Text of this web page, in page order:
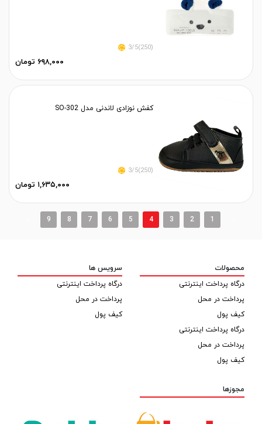
(250)3/5
۶۹۸,۰۰۰ تومان
کفش نوزادی لاندنی مدل SO-302
(250)3/5
۱,۶۳۵,۰۰۰ تومان
1
2
3
4
5
6
7
8
9
محصولات
درگاه پرداخت اینترنتی
پرداخت در محل
کیف پول
درگاه پرداخت اینترنتی
پرداخت در محل
کیف پول
سرویس ها
درگاه پرداخت اینترنتی
پرداخت در محل
کیف پول
مجوزها